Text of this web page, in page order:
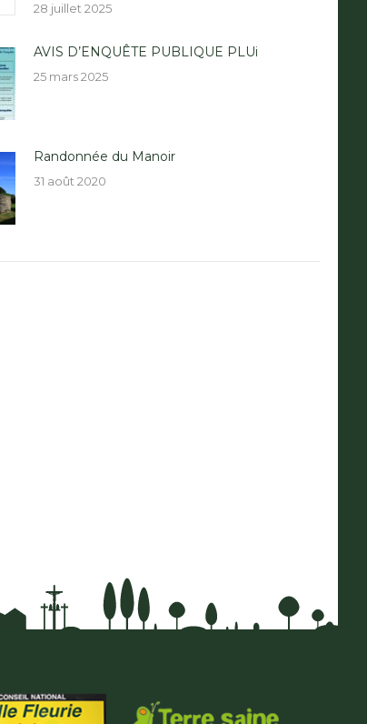
28 juillet 2025
AVIS D’ENQUÊTE PUBLIQUE PLUi
25 mars 2025
Randonnée du Manoir
31 août 2020